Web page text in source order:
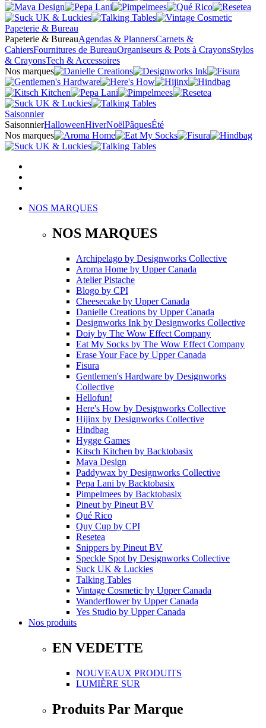
Papeterie & Bureau
Papeterie & BureauAgendas & PlannersCarnets &
CahiersFournitures de BureauOrganiseurs & Pots à CrayonsStylos
& CrayonsTech & Accessoires
Nos marques
Saisonnier
SaisonnierHalloweenHiverNoëlPâquesÉté
Nos marques
NOS MARQUES
NOS MARQUES
Archipelago by Designworks Collective
Aroma Home by Upper Canada
Atelier Pistache
Blogo by CPI
Cheesecake by Upper Canada
Danielle Creations by Upper Canada
Designworks Ink by Designworks Collective
Doiy by The Wow Effect Company
Eat My Socks by The Wow Effect Company
Erase Your Face by Upper Canada
Fisura
Gentlemen's Hardware by Designworks
Collective
Hellofun!
Here's How by Designworks Collective
Hijinx by Designworks Collective
Hindbag
Hygge Games
Kitsch Kitchen by Backtobasix
Mava Design
Paddywax by Designworks Collective
Pepa Lani by Backtobasix
Pimpelmees by Backtobasix
Pineut by Pineut BV
Qué Rico
Quy Cup by CPI
Resetea
Snippers by Pineut BV
Speckle Spot by Designworks Collective
Suck UK & Luckies
Talking Tables
Vintage Cosmetic by Upper Canada
Wanderflowerby Upper Canada
Yes Studio by Upper Canada
Nos produits
EN VEDETTE
NOUVEAUX PRODUITS
LUMIÈRE SUR
Produits Par Marque